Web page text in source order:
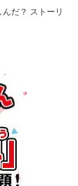
だ？ ストーリ